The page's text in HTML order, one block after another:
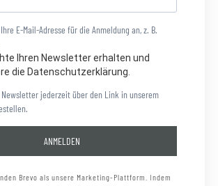
E-Mail-Adresse für die Anmeldung an, z. B.
Ihren Newsletter erhalten und
die Datenschutzerklärung.
jederzeit über den Link in unserem
ANMELDEN
Brevo als unsere Marketing-Plattform. Indem